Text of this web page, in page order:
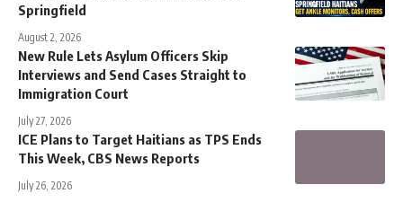
Springfield
August 2, 2026
New Rule Lets Asylum Officers Skip
Interviews and Send Cases Straight to
Immigration Court
July 27, 2026
ICE Plans to Target Haitians as TPS Ends
This Week, CBS News Reports
July 26, 2026